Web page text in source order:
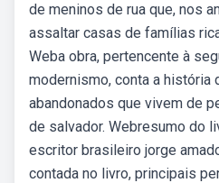
de meninos de rua que, nos
assaltar casas de famílias
Weba obra, pertencente à
modernismo, conta a história
abandonados que vivem de
de salvador. Webresumo do
escritor brasileiro jorge
contada no livro, principais